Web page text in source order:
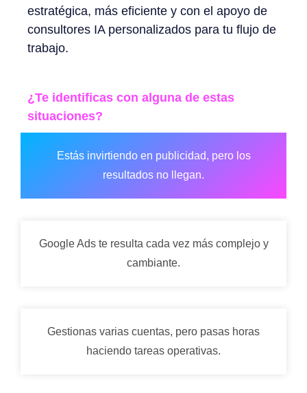
estratégica, más eficiente y con el apoyo de
consultores IA personalizados para tu flujo de
trabajo.
¿Te identificas con alguna de estas
situaciones?
Estás invirtiendo en publicidad, pero los
resultados no llegan.
Google Ads te resulta cada vez más complejo y
cambiante.
Gestionas varias cuentas, pero pasas horas
haciendo tareas operativas.